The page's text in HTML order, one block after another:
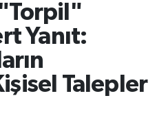
Yanıt:
Talepler